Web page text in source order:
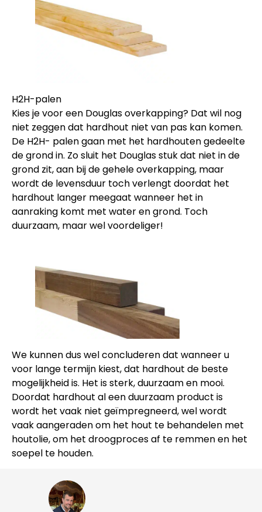
H2H-palen
Kies je voor een Douglas overkapping? Dat wil nog
niet zeggen dat hardhout niet van pas kan komen.
De H2H- palen gaan met het hardhouten gedeelte
de grond in. Zo sluit het Douglas stuk dat niet in de
grond zit, aan bij de gehele overkapping, maar
wordt de levensduur toch verlengt doordat het
hardhout langer meegaat wanneer het in
aanraking komt met water en grond. Toch
duurzaam, maar wel voordeliger!
We kunnen dus wel concluderen dat wanneer u
voor lange termijn kiest, dat hardhout de beste
mogelijkheid is. Het is sterk, duurzaam en mooi.
Doordat hardhout al een duurzaam product is
wordt het vaak niet geïmpregneerd, wel wordt
vaak aangeraden om het hout te behandelen met
houtolie, om het droogproces af te remmen en het
soepel te houden.